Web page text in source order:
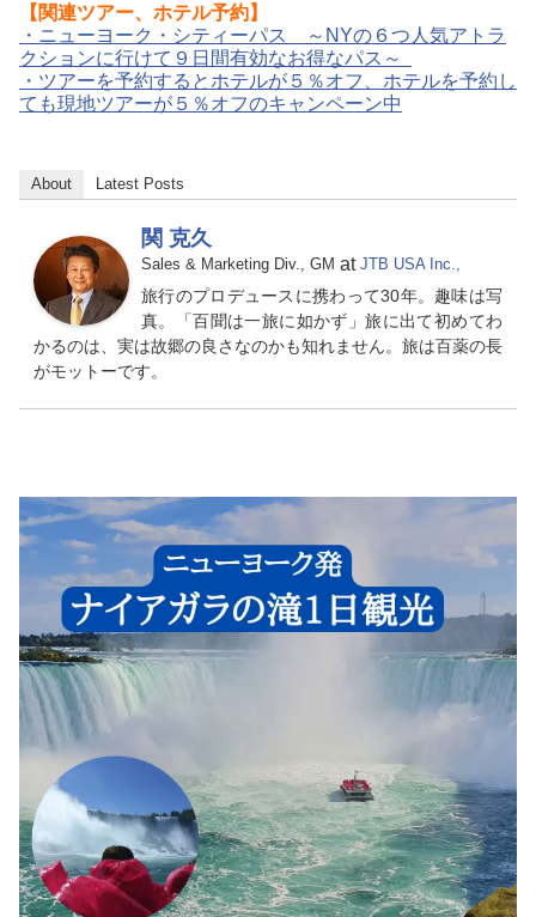
【関連ツアー、ホテル予約】
・ニューヨーク・シティーパス ～NYの６つ人気アトラ
クションに行けて９日間有効なお得なパス～
・ツアーを予約するとホテルが５％オフ、ホテルを予約し
ても現地ツアーが５％オフのキャンペーン中
About Latest Posts
関 克久
Sales & Marketing Div., GM at JTB USA Inc.,
旅行のプロデュースに携わって30年。趣味は写
真。「百聞は一旅に如かず」旅に出て初めてわ
かるのは、実は故郷の良さなのかも知れません。旅は百薬の長
がモットーです。